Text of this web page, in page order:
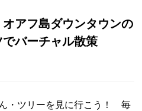
オアフ島ダウンタウンの
バーチャル散策
・ツリーを見に行こう！ 毎